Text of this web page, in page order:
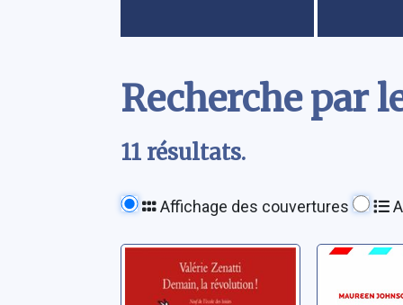
Recherche par
11 résultats.
Affichage des couvertures
Demain, la
révolution
Treize